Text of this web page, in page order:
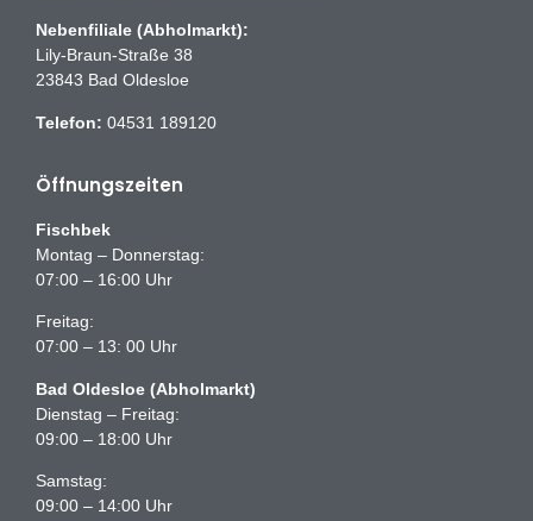
Nebenfiliale (Abholmarkt):
Lily-Braun-Straße 38
23843 Bad Oldesloe
Telefon: 04531 189120
Öffnungszeiten
Fischbek
Montag – Donnerstag:
07:00 – 16:00 Uhr
Freitag:
07:00 – 13: 00 Uhr
Bad Oldesloe (Abholmarkt)
Dienstag – Freitag:
09:00 – 18:00 Uhr
Samstag:
09:00 – 14:00 Uhr